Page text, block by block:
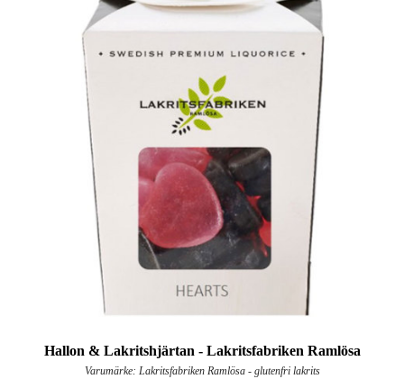
Hallon & Lakritshjärtan - Lakritsfabriken Ramlösa
Varumärke: Lakritsfabriken Ramlösa - glutenfri lakrits